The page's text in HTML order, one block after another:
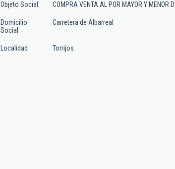
Objeto Social COMPRA VENTA AL POR MAYOR Y MENOR
Domicilio
Social
Carretera de Albarreal
Localidad Torrijos